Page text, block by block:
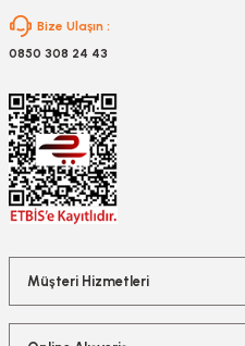
Ucu
ve Lehim Teli
Bize Ulaşın :
0850 308 24 43
Müşteri Hizmetleri